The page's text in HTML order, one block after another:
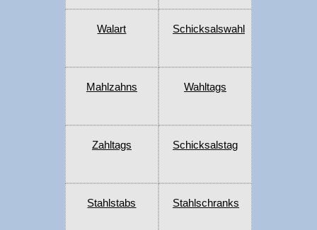
Walart Schicksalswahl
Mahlzahns Wahltags
Zahltags Schicksalstag
Stahlstabs Stahlschranks